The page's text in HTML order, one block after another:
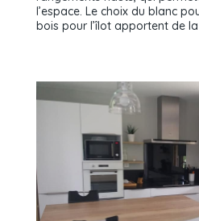
l’espace. Le choix du blanc
bois pour l’îlot apportent de